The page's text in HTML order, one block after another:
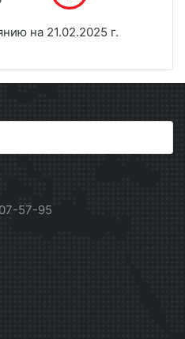
на 21.02.2025 г.
57-95